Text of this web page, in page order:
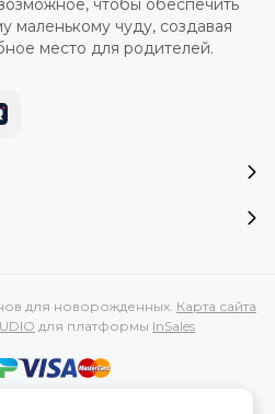
чтобы обеспечить
маленькому чуду, создавая
место для родителей.
для новорожденных. Карта сайта
для платформы InSales